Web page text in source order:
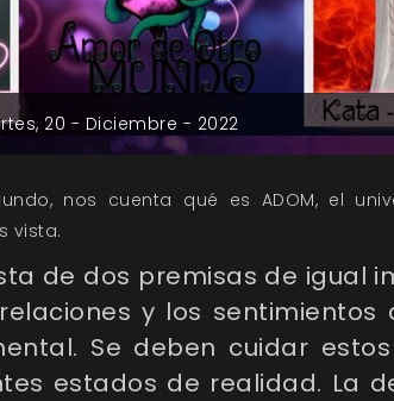
20 - Diciembre - 2022
nos cuenta qué es ADOM, el
vista.
de dos premisas de igual
y los
Se deben cuidar
estados de realidad. La